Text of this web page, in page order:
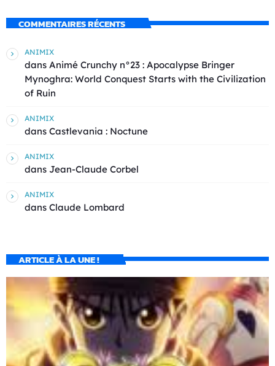
COMMENTAIRES RÉCENTS
ANIMIX
dans Animé Crunchy n°23 : Apocalypse Bringer
Mynoghra: World Conquest Starts with the Civilization
of Ruin
ANIMIX
dans Castlevania : Noctune
ANIMIX
dans Jean-Claude Corbel
ANIMIX
dans Claude Lombard
ARTICLE À LA UNE !